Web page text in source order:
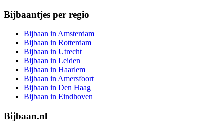
Bijbaantjes per regio
Bijbaan in Amsterdam
Bijbaan in Rotterdam
Bijbaan in Utrecht
Bijbaan in Leiden
Bijbaan in Haarlem
Bijbaan in Amersfoort
Bijbaan in Den Haag
Bijbaan in Eindhoven
Bijbaan.nl